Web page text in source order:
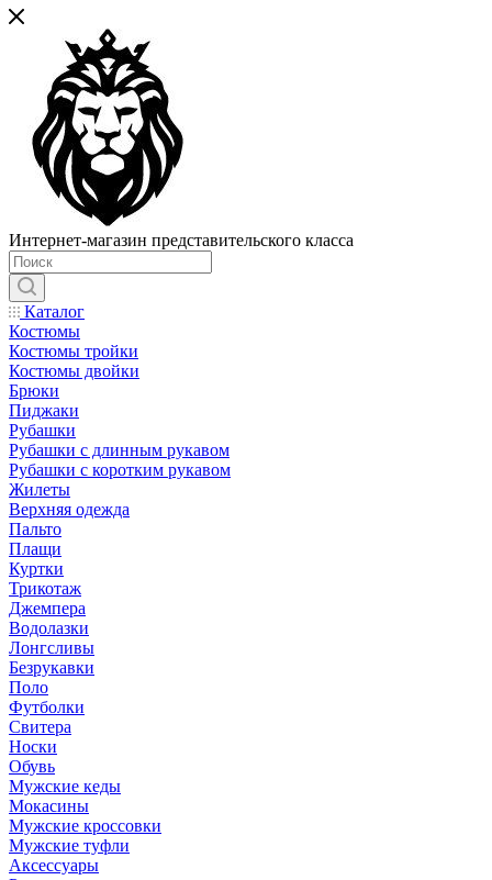
Интернет-магазин представительского класса
Каталог
Костюмы
Костюмы тройки
Костюмы двойки
Брюки
Пиджаки
Рубашки
Рубашки с длинным рукавом
Рубашки с коротким рукавом
Жилеты
Верхняя одежда
Пальто
Плащи
Куртки
Трикотаж
Джемпера
Водолазки
Лонгсливы
Безрукавки
Поло
Футболки
Свитера
Носки
Обувь
Мужские кеды
Мокасины
Мужские кроссовки
Мужские туфли
Аксессуары